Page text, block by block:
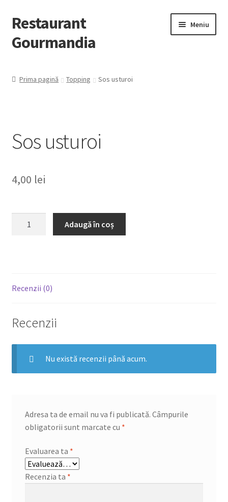
Restaurant
Gourmandia
Meniu
Preparate
Prima pagină Topping Sos usturoi
Sos usturoi
4,00 lei
Adaugă în coș
Recenzii (0)
Recenzii
Nu există recenzii până acum.
Adresa ta de email nu va fi publicată. Câmpurile
obligatorii sunt marcate cu *
Evaluarea ta *
Recenzia ta *